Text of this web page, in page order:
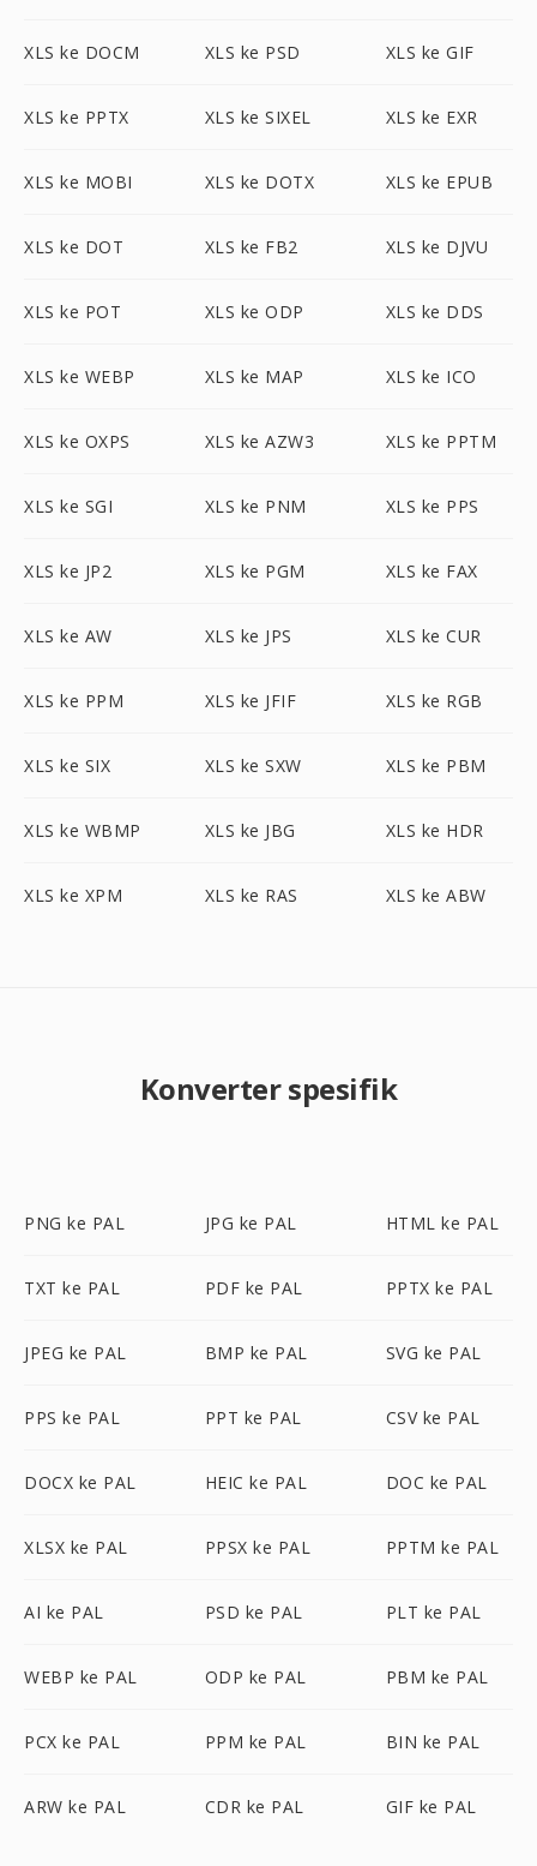
XLS ke DOCM XLS ke PSD XLS ke GIF
XLS ke PPTX XLS ke SIXEL XLS ke EXR
XLS ke MOBI XLS ke DOTX XLS ke EPUB
XLS ke DOT XLS ke FB2 XLS ke DJVU
XLS ke POT XLS ke ODP XLS ke DDS
XLS ke WEBP XLS ke MAP XLS ke ICO
XLS ke OXPS XLS ke AZW3 XLS ke PPTM
XLS ke SGI XLS ke PNM XLS ke PPS
XLS ke JP2 XLS ke PGM XLS ke FAX
XLS ke AW XLS ke JPS XLS ke CUR
XLS ke PPM XLS ke JFIF XLS ke RGB
XLS ke SIX XLS ke SXW XLS ke PBM
XLS ke WBMP XLS ke JBG XLS ke HDR
XLS ke XPM XLS ke RAS XLS ke ABW
Konverter spesifik
PNG ke PAL JPG ke PAL HTML ke PAL
TXT ke PAL PDF ke PAL PPTX ke PAL
JPEG ke PAL BMP ke PAL SVG ke PAL
PPS ke PAL PPT ke PAL CSV ke PAL
DOCX ke PAL HEIC ke PAL DOC ke PAL
XLSX ke PAL PPSX ke PAL PPTM ke PAL
AI ke PAL PSD ke PAL PLT ke PAL
WEBP ke PAL ODP ke PAL PBM ke PAL
PCX ke PAL PPM ke PAL BIN ke PAL
ARW ke PAL CDR ke PAL GIF ke PAL